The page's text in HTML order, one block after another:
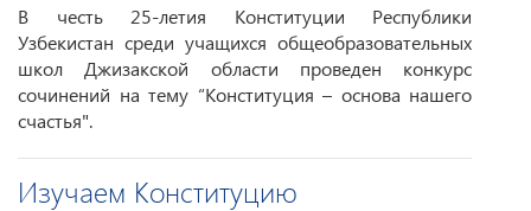
В честь 25-летия Конституции Республики
Узбекистан среди учащихся общеобразовательных
школ Джизакской области проведен конкурс
сочинений на тему “Конституция – основа нашего
счастья".
Изучаем Конституцию